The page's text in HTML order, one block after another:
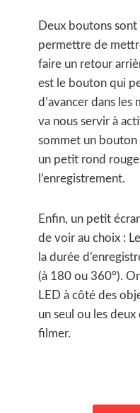
Deux boutons sont
permettre de
faire un retour
est le bouton qui
d’avancer dans les
va nous servir à
sommet un bouton
un petit rond
l’enregistrement.
Enfin, un petit
de voir au choix :
la durée
(à 180 ou 360°).
LED à côté des
un seul ou les
filmer.